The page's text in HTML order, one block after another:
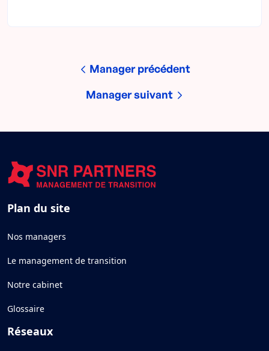
Manager précédent
Manager suivant
Plan du site
Nos managers
Le management de transition
Notre cabinet
Glossaire
Réseaux